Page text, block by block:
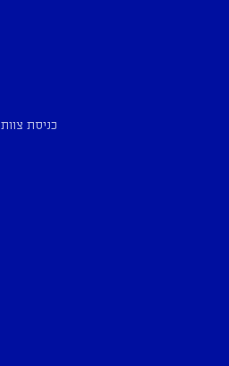
כניסת צוות